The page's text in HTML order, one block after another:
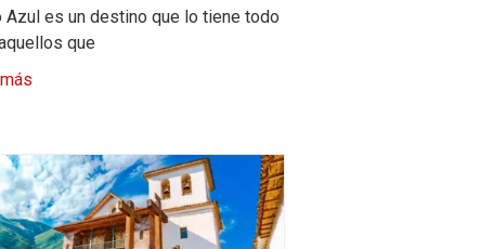
Azul es un destino que lo tiene todo
que